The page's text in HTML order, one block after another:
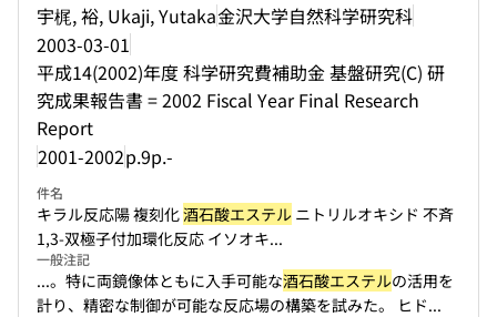
宇梶, 裕, Ukaji, Yutaka金沢大学自然科学研究科
2003-03-01
平成14(2002)年度 科学研究費補助金 基盤研究(C) 研
究成果報告書 = 2002 Fiscal Year Final Research
Report
2001-2002p.9p.-
件名
キラル反応陽 複刻化酒石酸エステル ニトリルオキシド 不斉
1,3-双極子付加環化反応 イソオキ...
一般注記
...。特に両鏡像体ともに入手可能な酒石酸エステルの活用を
計り、精密な制御が可能な反応場の構築を試みた。 ヒド...